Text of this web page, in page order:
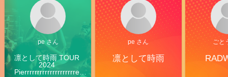
pe さん
凛として時雨 TOUR
2024
Pierrrrrrrrrrrrrrrrrrrre
pe さん
凛として時雨
ごと